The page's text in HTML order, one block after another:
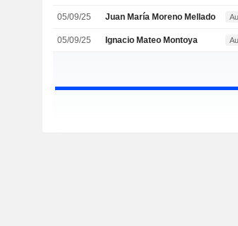
05/09/25 Juan María Moreno Mellado
05/09/25 Ignacio Mateo Montoya